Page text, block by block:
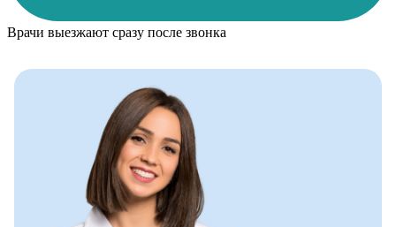
Врачи выезжают сразу после звонка